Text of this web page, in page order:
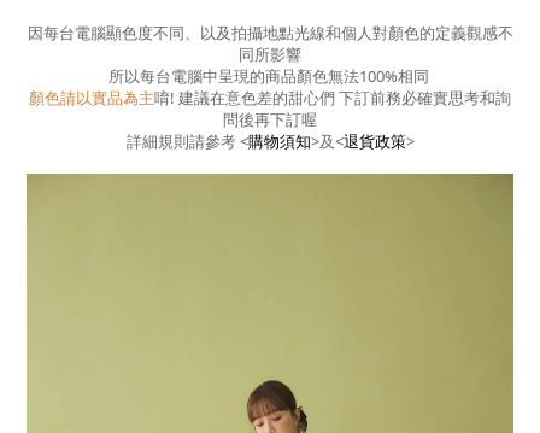
因每台電腦顯色度不同、以及拍攝地點光線和個人對顏色的定義觀感不
同所影響
所以每台電腦中呈現的商品顏色無法100%相同
顏色請以實品為主唷! 建議在意色差的甜心們 下訂前務必確實思考和詢
問後再下訂喔
詳細規則請參考<購物須知>及<退貨政策>